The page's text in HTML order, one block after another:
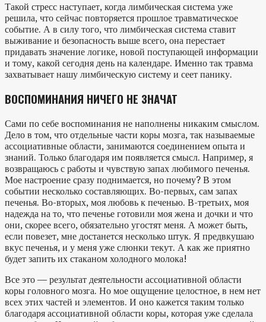
Такой стресс наступает, когда лимбическая система уже
решила, что сейчас повторяется прошлое травматическое
событие. А в силу того, что лимбическая система ставит
выживание и безопасность выше всего, она перестает
придавать значение логике, новой поступающей информации
и тому, какой сегодня день на календаре. Именно так травма
захватывает нашу лимбическую систему и сеет панику.
ВОСПОМИНАНИЯ НИЧЕГО НЕ ЗНАЧАТ
Сами по себе воспоминания не наполнены никаким смыслом.
Дело в том, что отдельные части коры мозга, так называемые
ассоциативные области, занимаются соединением опыта и
знаний. Только благодаря им появляется смысл. Например, я
возвращаюсь с работы и чувствую запах любимого печенья.
Мое настроение сразу поднимается, но почему? В этом
событии несколько составляющих. Во-первых, сам запах
печенья. Во-вторых, моя любовь к печенью. В-третьих, моя
надежда на то, что печенье готовили моя жена и дочки и что
они, скорее всего, обязательно угостят меня. А может быть,
если повезет, мне достанется несколько штук. Я предвкушаю
вкус печенья, и у меня уже слюнки текут. А как же приятно
будет запить их стаканом холодного молока!
Все это — результат деятельности ассоциативной области
коры головного мозга. Но мое ощущение целостное, в нем нет
всех этих частей и элементов. И оно кажется таким только
благодаря ассоциативной области коры, которая уже сделала